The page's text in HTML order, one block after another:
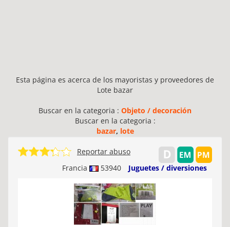
Esta página es acerca de los mayoristas y proveedores de
Lote bazar
Buscar en la categoria : Objeto / decoración
Buscar en la categoria :
bazar, lote
Francia 53940 Juguetes / diversiones
Reportar abuso